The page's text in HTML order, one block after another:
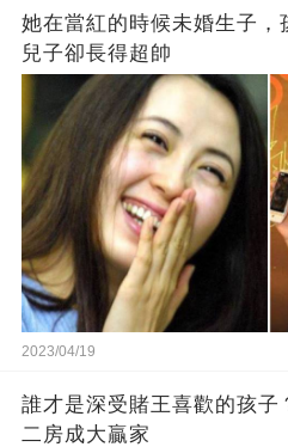
她在當紅的時候未婚生子，
兒子卻長得超帥
2023/04/19
誰才是深受賭王喜歡的孩子
二房成大贏家